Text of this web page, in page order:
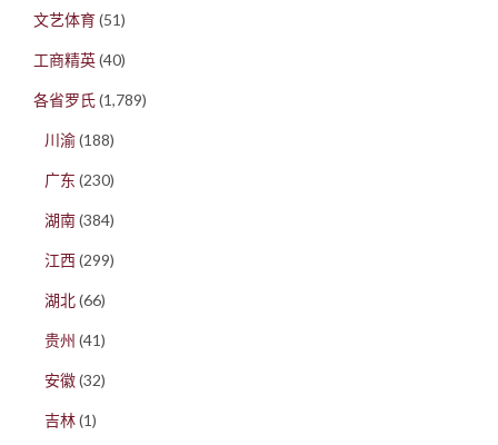
文艺体育(51)
工商精英(40)
各省罗氏(1,789)
川渝(188)
广东 (230)
湖南(384)
江西(299)
湖北(66)
贵州 (41)
安徽(32)
吉林(1)